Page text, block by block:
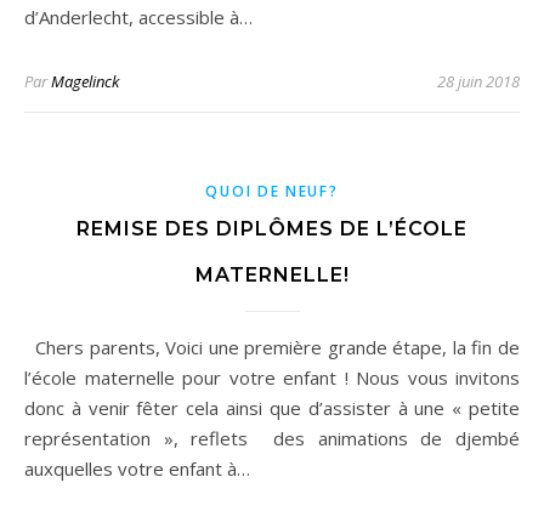
d’Anderlecht, accessible à…
ParMagelinck 28 juin 2018
QUOI DE NEUF?
REMISE DES DIPLÔMES DE L’ÉCOLE
MATERNELLE!
Chers parents, Voici une première grande étape, la fin de
l’école maternelle pour votre enfant ! Nous vous invitons
donc à venir fêter cela ainsi que d’assister à une « petite
représentation », reflets des animations de djembé
auxquelles votre enfant à…